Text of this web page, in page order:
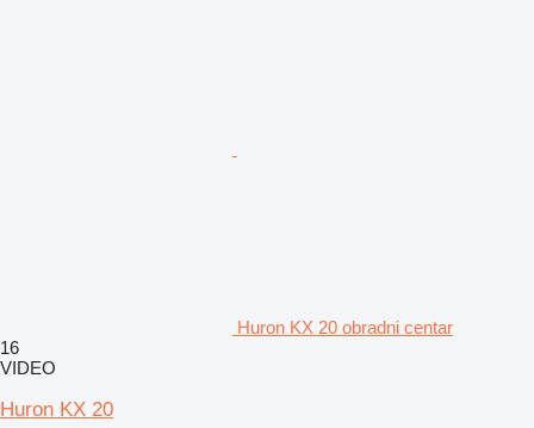
Huron KX 20 obradni centar
16
VIDEO
Huron KX 20